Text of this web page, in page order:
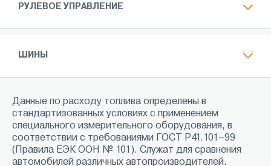
РУЛЕВОЕ УПРАВЛЕНИЕ
ШИНЫ
Данные по расходу топлива определены в
стандартизованных условиях с применением
специального измерительного оборудования, в
соответствии с требованиями ГОСТ Р41.101–99
(Правила ЕЭК ООН № 101). Служат для сравнения
автомобилей различных автопроизводителей.